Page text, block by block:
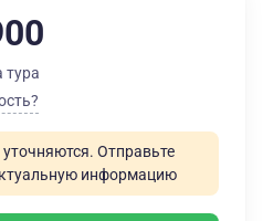
тура
Отправьте
информацию